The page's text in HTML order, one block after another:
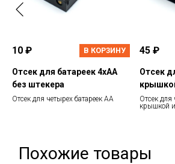
10 ₽ В КОРЗИНУ
Отсек для батареек 4хАА
без штекера
Отсек для четырех батареек АА
45 ₽
Отсек
Отсек для
крышкой
Похожие товары